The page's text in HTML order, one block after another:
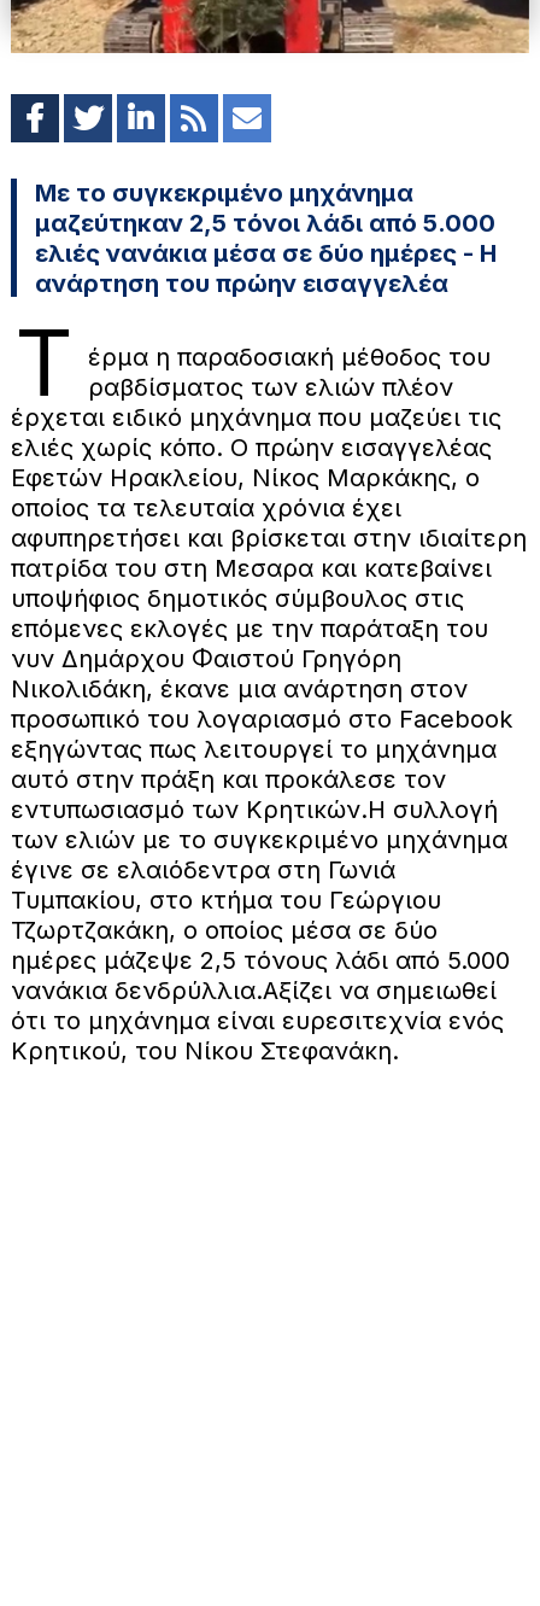
Με το συγκεκριμένο μηχάνημα
μαζεύτηκαν 2,5 τόνοι λάδι από 5.000
ελιές νανάκια μέσα σε δύο ημέρες - Η
ανάρτηση του πρώην εισαγγελέα
Τ
έρμα η παραδοσιακή μέθοδος του
ραβδίσματος των ελιών πλέον
έρχεται ειδικό μηχάνημα που μαζεύει τις
ελιές χωρίς κόπο. Ο πρώην εισαγγελέας
Εφετών Ηρακλείου, Νίκος Μαρκάκης, ο
οποίος τα τελευταία χρόνια έχει
αφυπηρετήσει και βρίσκεται στην ιδιαίτερη
πατρίδα του στη Μεσαρα και κατεβαίνει
υποψήφιος δημοτικός σύμβουλος στις
επόμενες εκλογές με την παράταξη του
νυν Δημάρχου Φαιστού Γρηγόρη
Νικολιδάκη, έκανε μια ανάρτηση στον
προσωπικό του λογαριασμό στο Facebook
εξηγώντας πως λειτουργεί το μηχάνημα
αυτό στην πράξη και προκάλεσε τον
εντυπωσιασμό των Κρητικών.Η συλλογή
των ελιών με το συγκεκριμένο μηχάνημα
έγινε σε ελαιόδεντρα στη Γωνιά
Τυμπακίου, στο κτήμα του Γεώργιου
Τζωρτζακάκη, ο οποίος μέσα σε δύο
ημέρες μάζεψε 2,5 τόνους λάδι από 5.000
νανάκια δενδρύλλια.Αξίζει να σημειωθεί
ότι το μηχάνημα είναι ευρεσιτεχνία ενός
Κρητικού, του Νίκου Στεφανάκη.